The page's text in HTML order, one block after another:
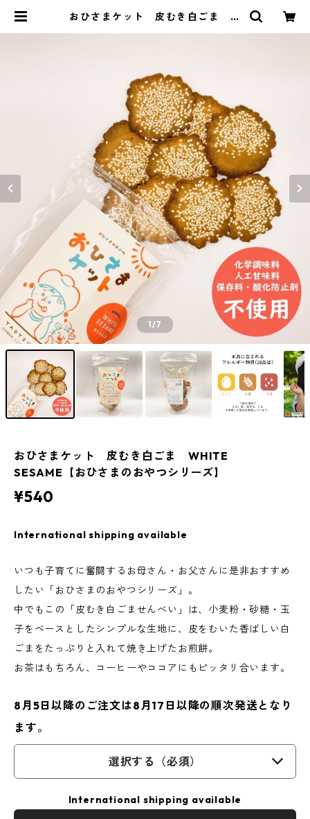
おひさまケット 皮むき白ごま W
1/7
おひさまケット 皮むき白ごま WHITE
SESAME【おひさまのおやつシリーズ】
¥540
International shipping available
いつも子育てに奮闘するお母さん・お父さんに是非おすすめ
したい「おひさまのおやつシリーズ」。
中でもこの「皮むき白ごませんべい」は、小麦粉・砂糖・玉
子をベースとしたシンプルな生地に、皮をむいた香ばしい白
ごまをたっぷりと入れて焼き上げたお煎餅。
お茶はもちろん、コーヒーやココアにもピッタリ合います。
8月5日以降のご注文は8月17日以降の順次発送となり
ます。
選択する（必須）
International shipping available